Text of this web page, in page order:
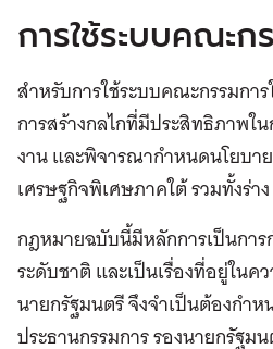
การใช้ระบบคณะก
สำหรับการใช้ระบบคณะกรรมกา
การสร้างกลไกที่มีประสิทธิภาพใ
งาน และพิจารณากำหนดนโยบา
เศรษฐกิจพิเศษภาคใต้ รวมทั้งร่าง
กฎหมายฉบับนี้มีหลักการเป็นกา
ระดับชาติ และเป็นเรื่องที่อยู่ใน
นายกรัฐมนตรี จึงจำเป็นต้องกำ
ประธานกรรมการ รองนายกรัฐม